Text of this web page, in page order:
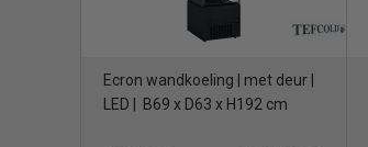
Ecron wandkoeling | met deur |
LED | B69 x D63 x H192 cm